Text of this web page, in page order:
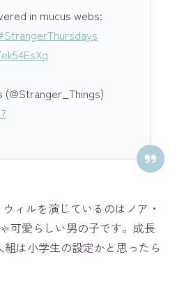
in mucus webs:
ィルを演じているのはノア・
可愛らしい男の子です。成長
は小学生の設定かと思ったら